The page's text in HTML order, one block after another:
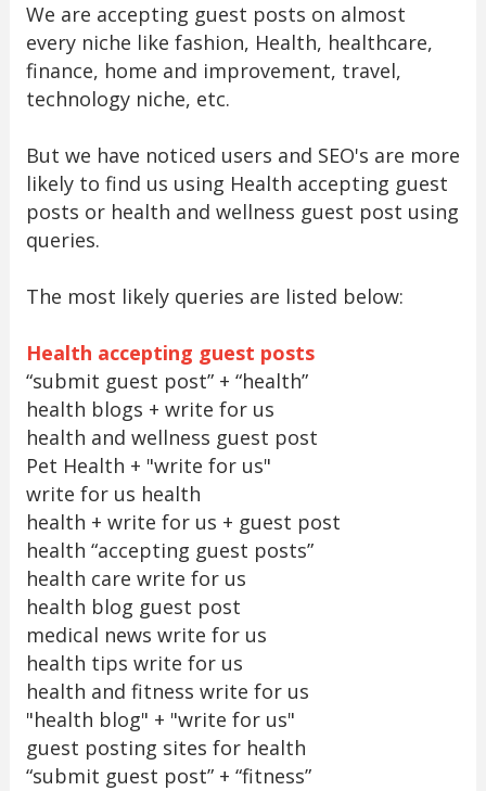
We are accepting guest posts on almost
every niche like fashion, Health, healthcare,
finance, home and improvement, travel,
technology niche, etc.
But we have noticed users and SEO's are more
likely to find us using Health accepting guest
posts or health and wellness guest post using
queries.
The most likely queries are listed below:
Health accepting guest posts
“submit guest post” + “health”
health blogs + write for us
health and wellness guest post
Pet Health + "write for us"
write for us health
health + write for us + guest post
health “accepting guest posts”
health care write for us
health blog guest post
medical news write for us
health tips write for us
health and fitness write for us
"health blog" + "write for us"
guest posting sites for health
“submit guest post” + “fitness”